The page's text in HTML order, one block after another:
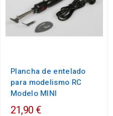
Plancha de entelado
para modelismo RC
Modelo MINI
21,90 €